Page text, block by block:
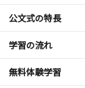
公文式の特長
学習の流れ
無料体験学習